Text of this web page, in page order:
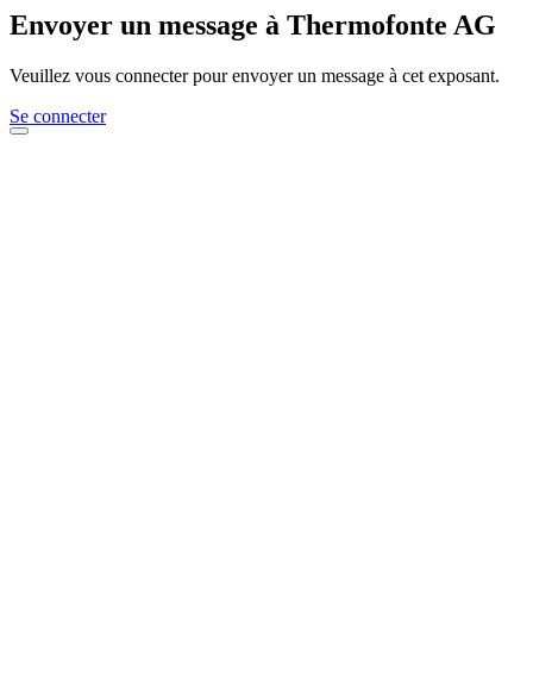
Envoyer un message à Thermofonte AG
Veuillez vous connecter pour envoyer un message à cet exposant.
Se connecter